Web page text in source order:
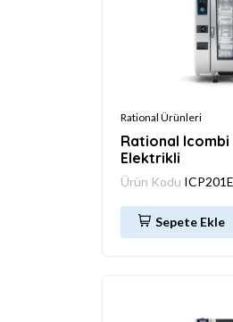
Rational Ürünleri
Rational Icombi
Elektrikli
Ürün Kodu ICP201E
Sepete Ekle